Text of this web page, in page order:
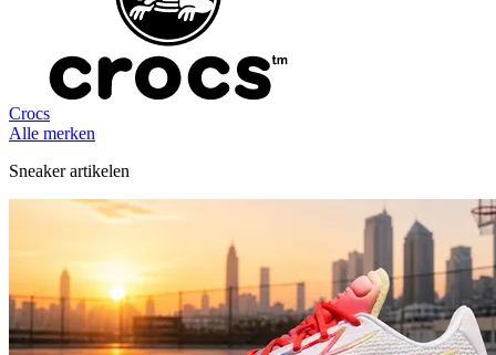
Crocs
Alle merken
Sneaker artikelen